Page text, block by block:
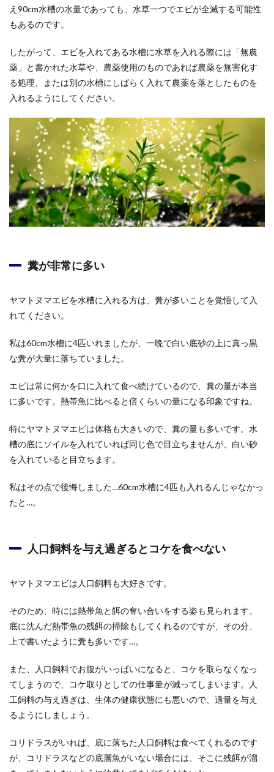
え90cm水槽の水量であっても、水草一つでエビが全滅する可能性
もあるのです。
したがって、エビを入れてある水槽に水草を入れる際には「無農
薬」と書かれた水草や、農薬使用のものであれば農薬を無害化す
る処理、または別の水槽にしばらく入れて農薬を落としたものを
入れるようにしてください。
糞が非常に多い
ヤマトヌマエビを水槽に入れる方は、糞が多いことを覚悟して入
れてください。
私は60cm水槽に4匹いれましたが、一晩で白い底砂の上に真っ黒
な糞が大量に落ちていました。
エビは常に何かを口に入れて食べ続けているので、糞の量が本当
に多いです。熱帯魚に比べると倍くらいの量になる印象ですね。
特にヤマトヌマエビは体格も大きいので、糞の量も多いです。水
槽の底にソイルを入れていれば同じ色で目立ちませんが、白い砂
を入れていると目立ちます。
私はその点で後悔しました…60cm水槽に4匹も入れるんじゃなかっ
たと…。
人口飼料を与え過ぎるとコケを食べない
ヤマトヌマエビは人口飼料も大好きです。
そのため、時には熱帯魚と餌の奪い合いをする姿も見られます。
底に沈んだ熱帯魚の残餌の掃除もしてくれるのですが、その分、
上で書いたように糞も多いです…。
また、人口飼料でお腹がいっぱいになると、コケを取らなくなっ
てしまうので、コケ取りとしての仕事量が減ってしまいます。人
工飼料の与え過ぎは、生体の健康状態にも悪いので、適量を与え
るようにしましょう。
コリドラスがいれば、底に落ちた人口飼料は食べてくれるのです
が、コリドラスなどの底層魚がいない場合には、そこに残餌が溜